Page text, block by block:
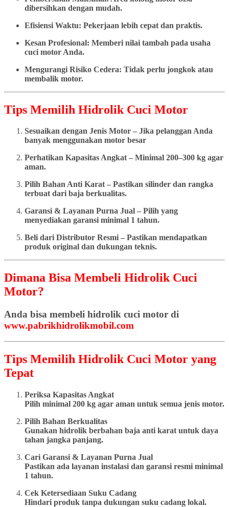
dibersihkan dengan mudah.
Efisiensi Waktu: Pekerjaan lebih cepat dan praktis.
Kesan Profesional: Memberi nilai tambah pada usaha
cuci motor Anda.
Mengurangi Risiko Cedera: Tidak perlu jongkok atau
membalik motor.
Tips Memilih Hidrolik Cuci Motor
Sesuaikan dengan Jenis Motor – Jika pelanggan Anda
banyak menggunakan motor besar
Perhatikan Kapasitas Angkat – Minimal 200–300 kg agar
aman.
Pilih Bahan Anti Karat – Pastikan silinder dan rangka
terbuat dari baja berkualitas.
Garansi & Layanan Purna Jual – Pilih yang
menyediakan garansi minimal 1 tahun.
Beli dari Distributor Resmi – Pastikan mendapatkan
produk original dan dukungan teknis.
Dimana Bisa Membeli Hidrolik Cuci
Motor?
Anda bisa membeli hidrolik cuci motor di
www.pabrikhidrolikmobil.com
Tips Memilih Hidrolik Cuci Motor yang
Tepat
Periksa Kapasitas Angkat
Pilih minimal 200 kg agar aman untuk semua jenis motor.
Pilih Bahan Berkualitas
Gunakan hidrolik berbahan baja anti karat untuk daya
tahan jangka panjang.
Cari Garansi & Layanan Purna Jual
Pastikan ada layanan instalasi dan garansi resmi minimal
1 tahun.
Cek Ketersediaan Suku Cadang
Hindari produk tanpa dukungan suku cadang lokal.